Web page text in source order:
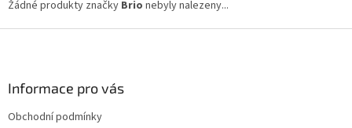
Žádné produkty značky Brio nebyly nalezeny...
Informace pro vás
Obchodní podmínky